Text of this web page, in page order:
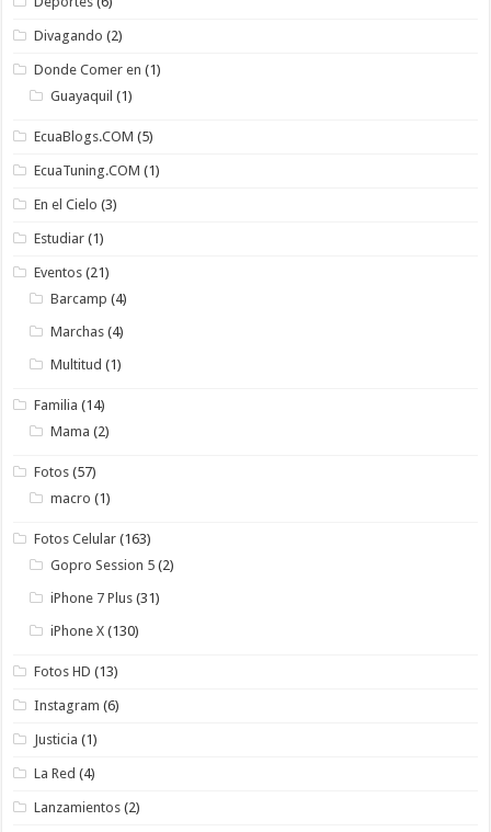
Divagando (2)
Donde Comer en (1)
Guayaquil (1)
EcuaBlogs.COM (5)
EcuaTuning.COM (1)
En el Cielo (3)
Estudiar (1)
Eventos (21)
Barcamp (4)
Marchas (4)
Multitud (1)
Familia (14)
Mama (2)
Fotos (57)
macro (1)
Fotos Celular (163)
Gopro Session 5 (2)
iPhone 7 Plus (31)
iPhone X (130)
Fotos HD (13)
Instagram (6)
Justicia (1)
La Red (4)
Lanzamientos (2)